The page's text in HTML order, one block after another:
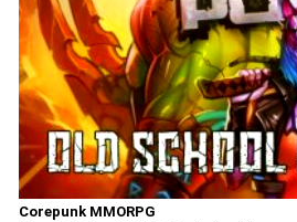
Corepunk MMORPG